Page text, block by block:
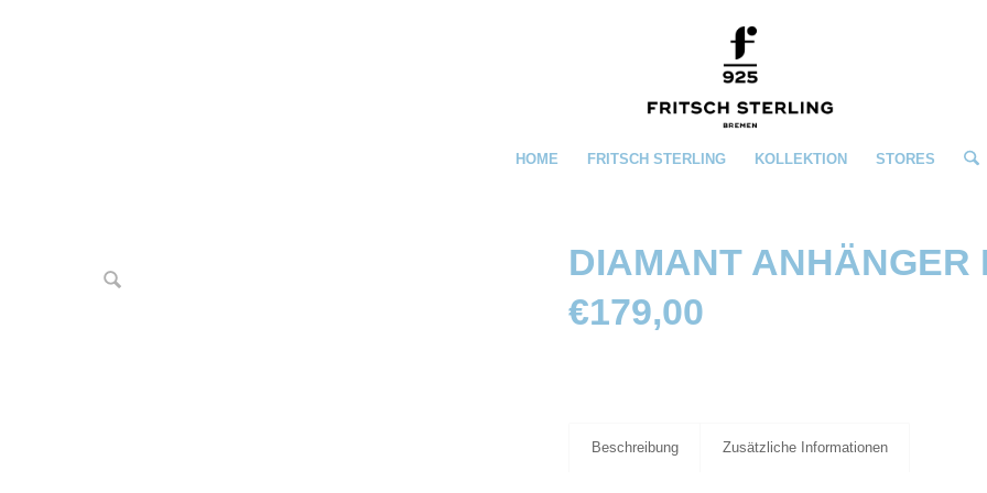
HOME FRITSCH STERLING KOLLEKTION STORES
DIAMANT ANHÄNGER
€179,00
Beschreibung Zusätzliche Informationen